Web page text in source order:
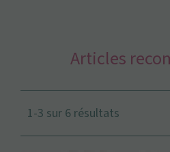
Articles
1-3 sur 6 résultats